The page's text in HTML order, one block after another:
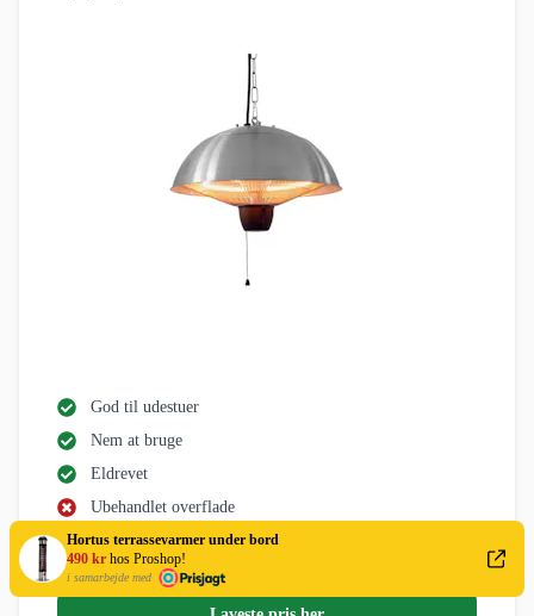
Hortus terrassevarmer under bord
490 kr hos Proshop!
i samarbejde med
God til udestuer
Nem at bruge
Eldrevet
Ubehandlet overflade
Reflektoren bliver meget varm